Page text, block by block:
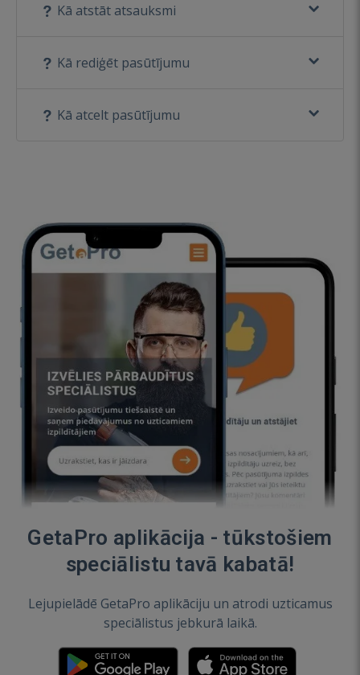
Kā atstāt atsauksmi
Kā rediģēt pasūtījumu
Kā atcelt pasūtījumu
GetaPro aplikācija - tūkstošiem
speciālistu tavā kabatā!
Lejupielādē GetaPro aplikāciju un atrodi uzticamus
speciālistus jebkurā laikā.